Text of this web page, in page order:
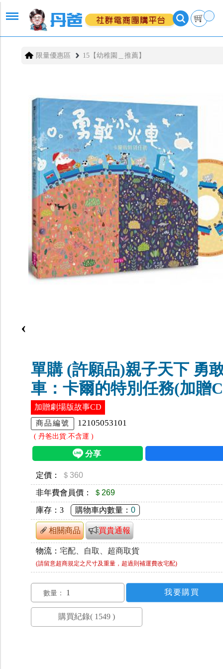
限量優惠區 15【幼稚園＿推薦】
‹
單購 (許願品)親子天下 勇
車：卡爾的特別任務(加贈
加贈劇場版故事CD
商品編號 12105053101
( 丹爸出貨.不含運 )
定價： ＄360
非年費會員價： ＄269
庫存：3 購物車內數量：0
相關商品 買貴通報
物流：宅配、自取、超商取貨
(請留意超商規定之尺寸及重量，超過則補運費改宅配)
數量：